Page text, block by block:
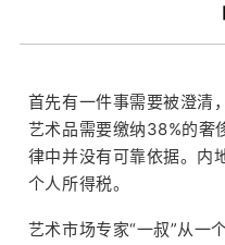
首先有一件事需要被澄清
艺术品需要缴纳38%的奢
律中并没有可靠依据。内
个人所得税。
艺术市场专家“一叔”从一